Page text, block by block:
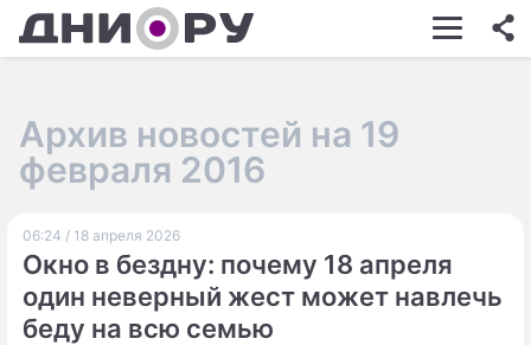
ШОУ-БИЗНЕС
КИНО
ЭКОНОМИКА
Архив новостей на 19
февраля 2016
06:24 / 18 апреля 2026
Окно в бездну: почему 18 апреля
один неверный жест может навлечь
беду на всю семью